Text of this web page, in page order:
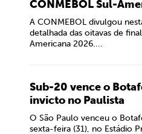
CONMEBOL Sul-
A CONMEBOL divulgou
detalhada das oitavas de
Americana 2026....
Sub-20 vence o
invicto no Paulista
O São Paulo venceu o
sexta-feira (31), no Estádio